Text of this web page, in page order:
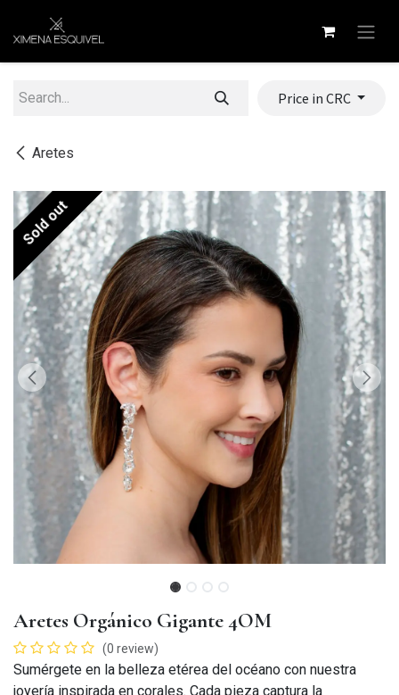
Aretes
Price in CRC
Sold out
Aretes Orgánico Gigante 4OM
(0 review)
Sumérgete en la belleza etérea del océano con nuestra
joyería inspirada en corales. Cada pieza captura la